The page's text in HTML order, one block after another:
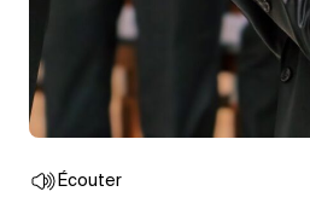
Écouter